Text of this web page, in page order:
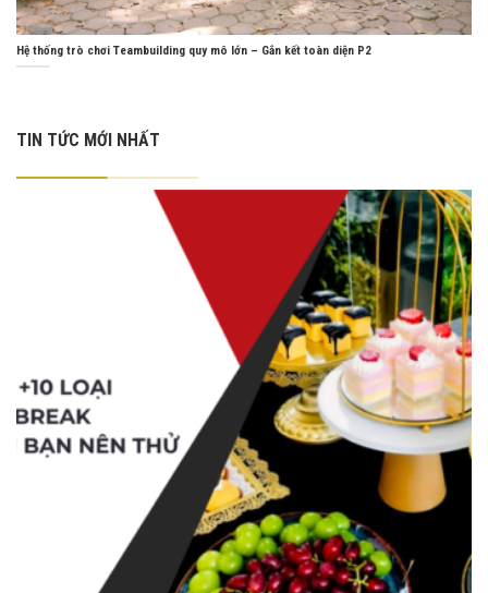
Hệ thống trò chơi Teambuilding quy mô lớn – Gắn kết toàn diện P2
TIN TỨC MỚI NHẤT